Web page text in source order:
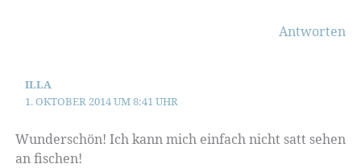
Antworten
ILLA
1. OKTOBER 2014 UM 8:41 UHR
Wunderschön! Ich kann mich einfach nicht satt sehen
an fischen!